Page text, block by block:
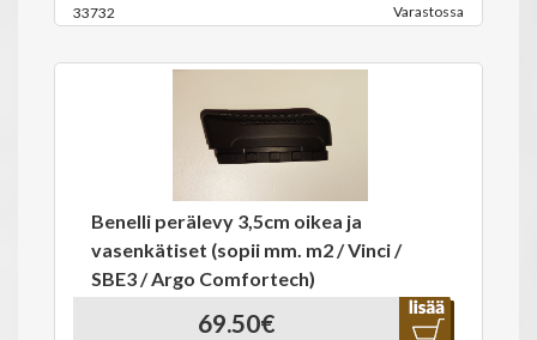
33732 Varastossa
Benelli perälevy 3,5cm oikea ja
vasenkätiset (sopii mm. m2 / Vinci /
SBE3 / Argo Comfortech)
69.50€